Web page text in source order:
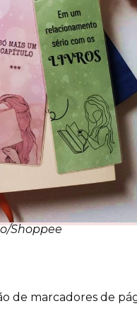
Shoppee
de marcadores de